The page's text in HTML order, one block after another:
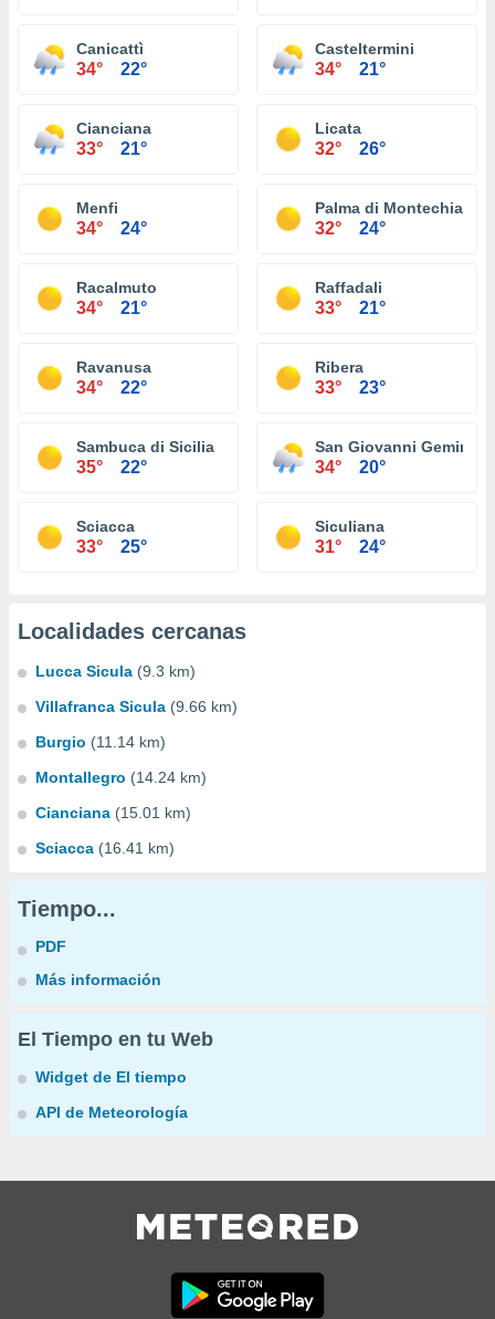
Canicattì
34° 22°
Casteltermini
34° 21°
Cianciana
33° 21°
Licata
32° 26°
Menfi
34° 24°
Palma di Montechiaro
32° 24°
Racalmuto
34° 21°
Raffadali
33° 21°
Ravanusa
34° 22°
Ribera
33° 23°
Sambuca di Sicilia
35° 22°
San Giovanni Gemini
34° 20°
Sciacca
33° 25°
Siculiana
31° 24°
Localidades cercanas
Lucca Sicula (9.3 km)
Villafranca Sicula (9.66 km)
Burgio (11.14 km)
Montallegro (14.24 km)
Cianciana (15.01 km)
Sciacca (16.41 km)
Tiempo...
PDF
Más información
El Tiempo en tu Web
Widget de El tiempo
API de Meteorología